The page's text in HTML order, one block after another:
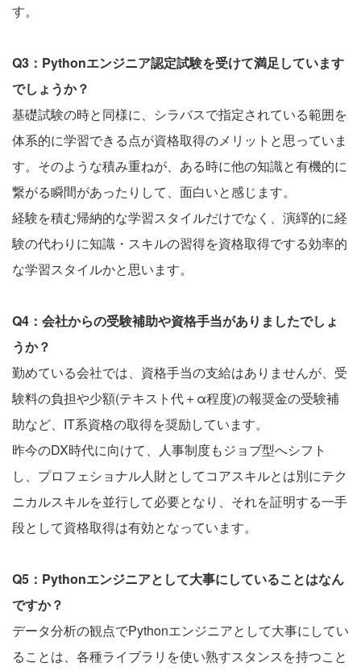
す。
Q3：Pythonエンジニア認定試験を受けて満足しています
でしょうか？
基礎試験の時と同様に、シラバスで指定されている範囲を
体系的に学習できる点が資格取得のメリットと思っていま
す。そのような積み重ねが、ある時に他の知識と有機的に
繋がる瞬間があったりして、面白いと感じます。
経験を積む帰納的な学習スタイルだけでなく、演繹的に経
験の代わりに知識・スキルの習得を資格取得でする効率的
な学習スタイルかと思います。
Q4：会社からの受験補助や資格手当がありましたでしょ
うか？
勤めている会社では、資格手当の支給はありませんが、受
験料の負担や少額(テキスト代＋α程度)の報奨金の受験補
助など、IT系資格の取得を奨励しています。
昨今のDX時代に向けて、人事制度もジョブ型へシフト
し、プロフェショナル人財としてコアスキルとは別にテク
ニカルスキルを並行して必要となり、それを証明する一手
段として資格取得は有効となっています。
Q5：Pythonエンジニアとして大事にしていることはなん
ですか？
データ分析の観点でPythonエンジニアとして大事にしてい
ることは、各種ライブラリを使い熟すスタンスを持つこと